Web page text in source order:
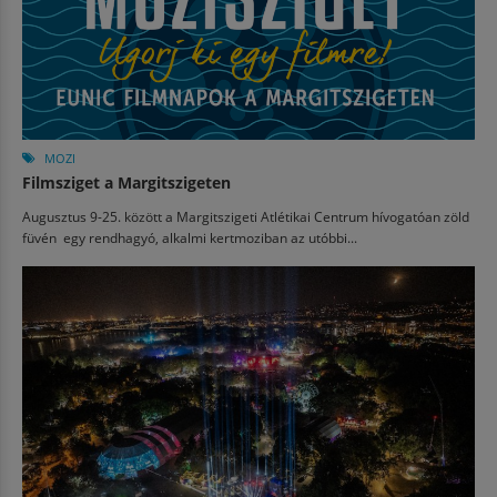
MOZI
Filmsziget a Margitszigeten
Augusztus 9-25. között a Margitszigeti Atlétikai Centrum hívogatóan zöld
füvén egy rendhagyó, alkalmi kertmoziban az utóbbi...